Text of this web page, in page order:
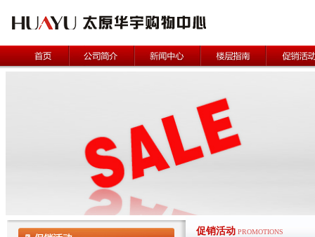
促销活动 PROMOTIONS